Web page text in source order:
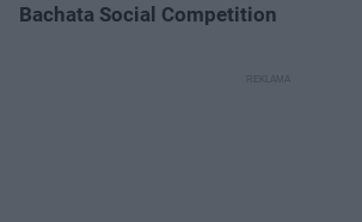
Bachata Social Competition